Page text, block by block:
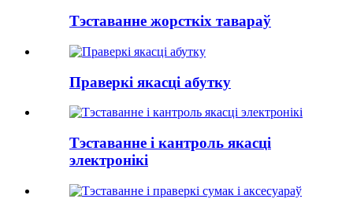
Тэставанне жорсткіх тавараў
Праверкі якасці абутку
Тэставанне і кантроль якасці
электронікі